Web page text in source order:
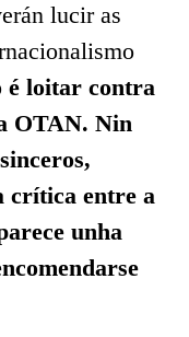
lucir as
é loitar contra
OTAN. Nin
crítica entre a
unha
do medio